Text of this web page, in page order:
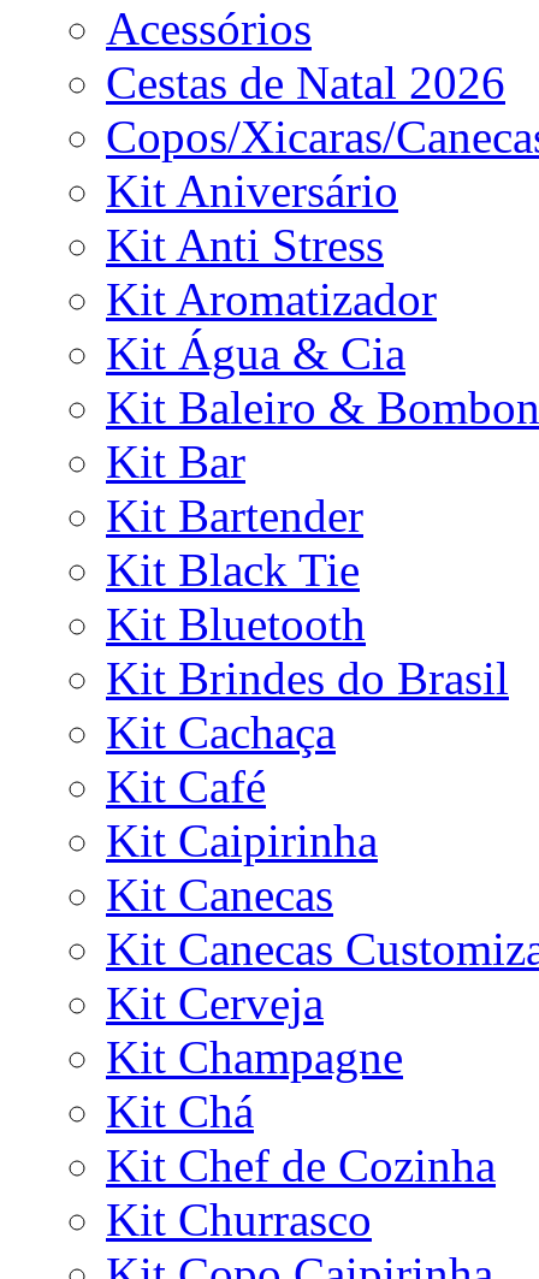
Acessórios
Cestas de Natal 2026
Copos/Xicaras/
Kit Aniversário
Kit Anti Stress
Kit Aromatizador
Kit Água & Cia
Kit Baleiro &
Kit Bar
Kit Bartender
Kit Black Tie
Kit Bluetooth
Kit Brindes do Brasil
Kit Cachaça
Kit Café
Kit Caipirinha
Kit Canecas
Kit Canecas
Kit Cerveja
Kit Champagne
Kit Chá
Kit Chef de Cozinha
Kit Churrasco